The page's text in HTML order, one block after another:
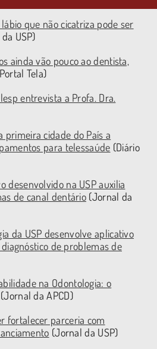
que não cicatriza pode ser
USP)
ainda vão pouco ao dentista,
Tela)
entrevista a Profa. Dra.
primeira cidade do País a
para telessaúde (Diário
desenvolvido na USP auxilia
de canal dentário (Jornal da
da USP desenvolve aplicativo
de problemas de
na Odontologia: o
(Jornal da APCD)
fortalecer parceria com
(Jornal da USP)